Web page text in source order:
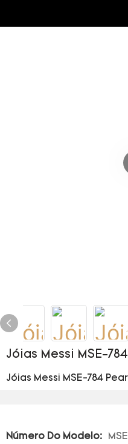
Jóias Messi MSE-
Jóias Messi MSE-784
Número Do Modelo: